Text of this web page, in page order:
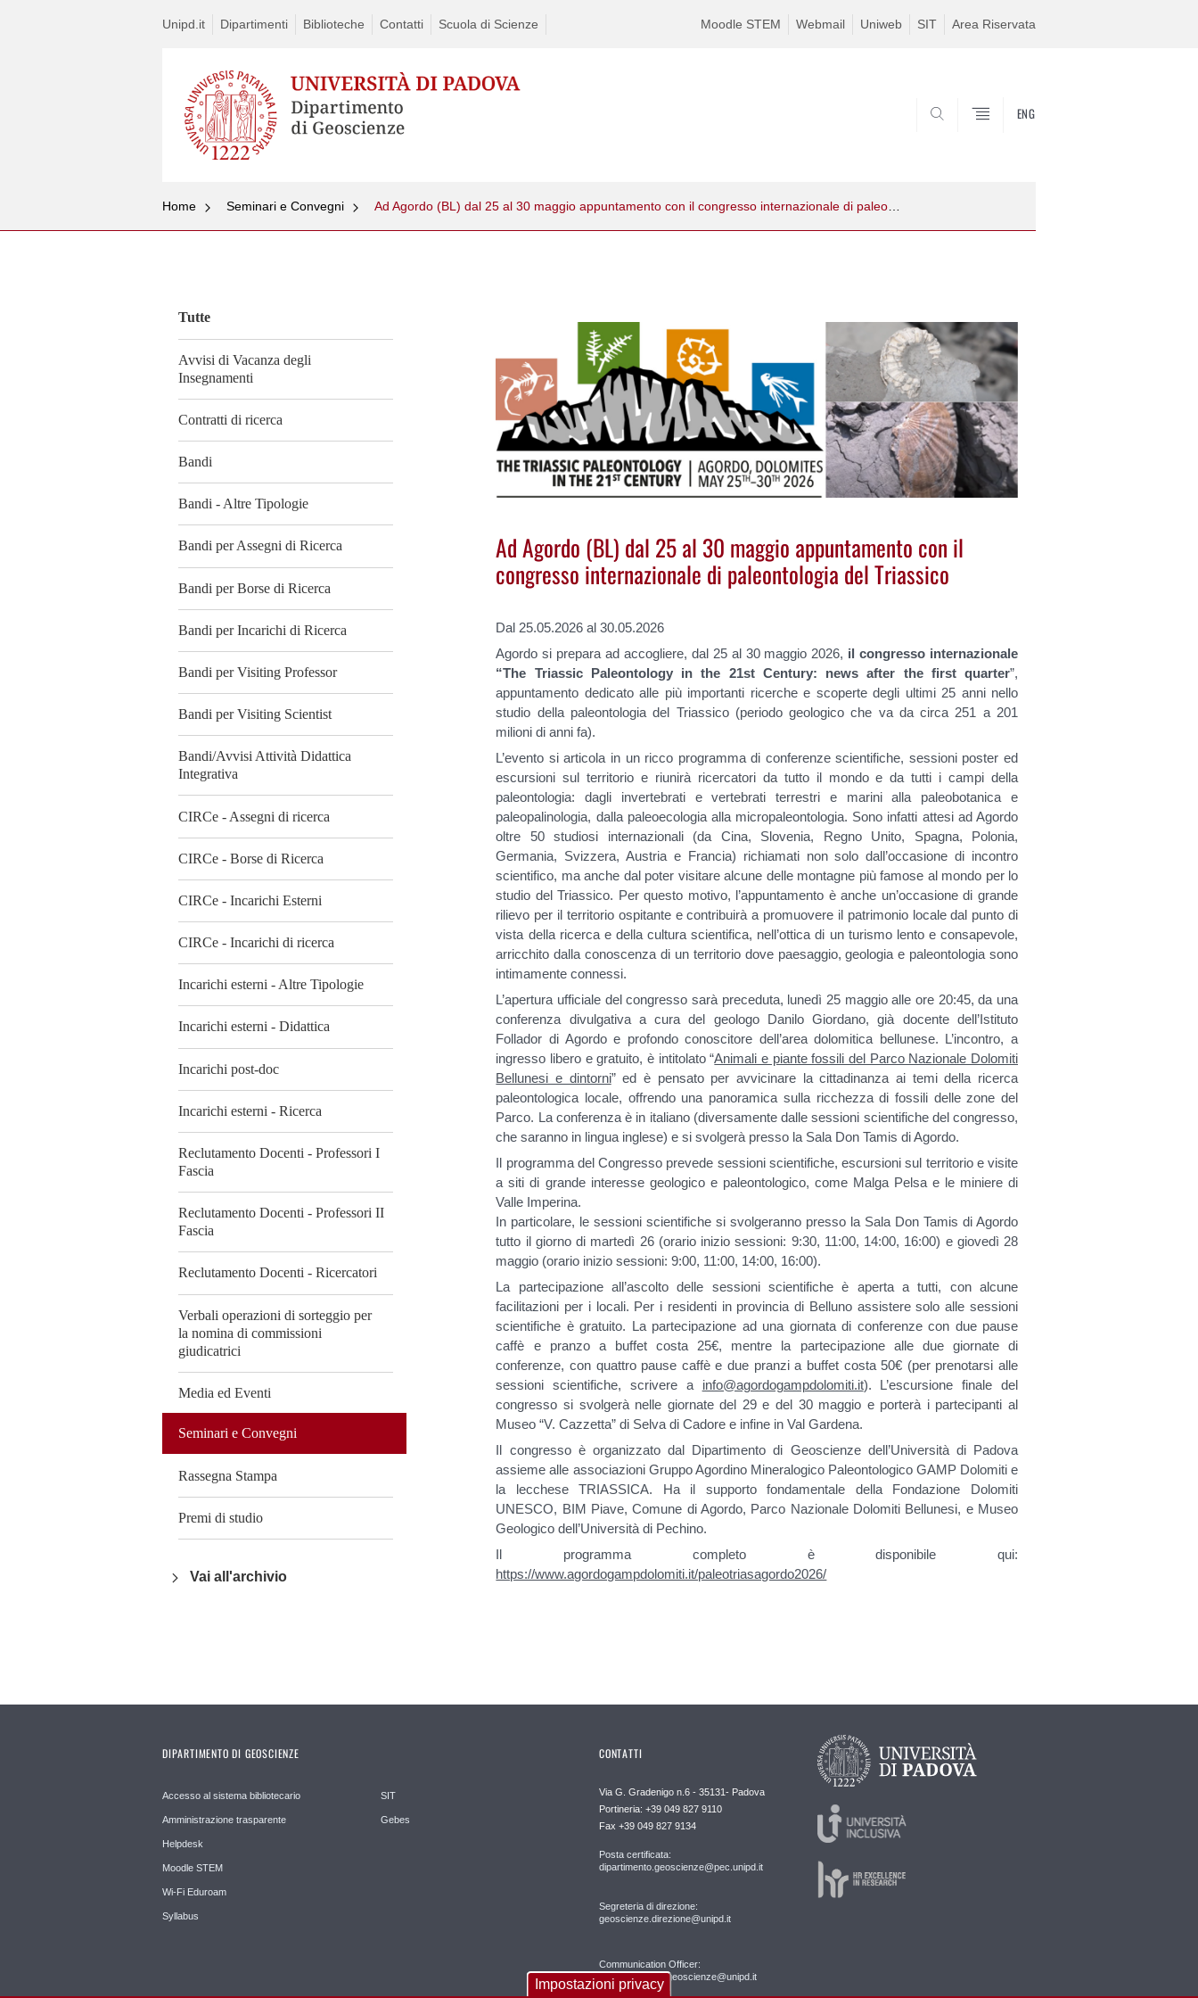
Unipd.it Dipartimenti Biblioteche Contatti Scuola di Scienze Moodle STEM Webmail Uniweb SIT Area Riservata
ENG
Home Seminari e Convegni Ad Agordo (BL) dal 25 al 30 maggio appuntamento con il congresso internazionale di paleontologia del Triassico
Tutte
Avvisi di Vacanza degli
Insegnamenti
Contratti di ricerca
Bandi
Bandi - Altre Tipologie
Bandi per Assegni di Ricerca
Bandi per Borse di Ricerca
Bandi per Incarichi di Ricerca
Bandi per Visiting Professor
Bandi per Visiting Scientist
Bandi/Avvisi Attività Didattica
Integrativa
CIRCe - Assegni di ricerca
CIRCe - Borse di Ricerca
CIRCe - Incarichi Esterni
CIRCe - Incarichi di ricerca
Incarichi esterni - Altre Tipologie
Incarichi esterni - Didattica
Incarichi post-doc
Incarichi esterni - Ricerca
Reclutamento Docenti - Professori I
Fascia
Reclutamento Docenti - Professori II
Fascia
Reclutamento Docenti - Ricercatori
Verbali operazioni di sorteggio per
la nomina di commissioni
giudicatrici
Media ed Eventi
Seminari e Convegni
Rassegna Stampa
Premi di studio
Vai all'archivio
Ad Agordo (BL) dal 25 al 30 maggio appuntamento con il
congresso internazionale di paleontologia del Triassico
Dal 25.05.2026 al 30.05.2026
Agordo si prepara ad accogliere, dal 25 al 30 maggio 2026, il congresso internazionale
“The Triassic Paleontology in the 21st Century: news after the first quarter”,
appuntamento dedicato alle più importanti ricerche e scoperte degli ultimi 25 anni nello
studio della paleontologia del Triassico (periodo geologico che va da circa 251 a 201
milioni di anni fa).
L’evento si articola in un ricco programma di conferenze scientifiche, sessioni poster ed
escursioni sul territorio e riunirà ricercatori da tutto il mondo e da tutti i campi della
paleontologia: dagli invertebrati e vertebrati terrestri e marini alla paleobotanica e
paleopalinologia, dalla paleoecologia alla micropaleontologia. Sono infatti attesi ad Agordo
oltre 50 studiosi internazionali (da Cina, Slovenia, Regno Unito, Spagna, Polonia,
Germania, Svizzera, Austria e Francia) richiamati non solo dall’occasione di incontro
scientifico, ma anche dal poter visitare alcune delle montagne più famose al mondo per lo
studio del Triassico. Per questo motivo, l’appuntamento è anche un’occasione di grande
rilievo per il territorio ospitante e contribuirà a promuovere il patrimonio locale dal punto di
vista della ricerca e della cultura scientifica, nell’ottica di un turismo lento e consapevole,
arricchito dalla conoscenza di un territorio dove paesaggio, geologia e paleontologia sono
intimamente connessi.
L’apertura ufficiale del congresso sarà preceduta, lunedì 25 maggio alle ore 20:45, da una
conferenza divulgativa a cura del geologo Danilo Giordano, già docente dell’Istituto
Follador di Agordo e profondo conoscitore dell’area dolomitica bellunese. L’incontro, a
ingresso libero e gratuito, è intitolato “Animali e piante fossili del Parco Nazionale Dolomiti
Bellunesi e dintorni” ed è pensato per avvicinare la cittadinanza ai temi della ricerca
paleontologica locale, offrendo una panoramica sulla ricchezza di fossili delle zone del
Parco. La conferenza è in italiano (diversamente dalle sessioni scientifiche del congresso,
che saranno in lingua inglese) e si svolgerà presso la Sala Don Tamis di Agordo.
Il programma del Congresso prevede sessioni scientifiche, escursioni sul territorio e visite
a siti di grande interesse geologico e paleontologico, come Malga Pelsa e le miniere di
Valle Imperina.
In particolare, le sessioni scientifiche si svolgeranno presso la Sala Don Tamis di Agordo
tutto il giorno di martedì 26 (orario inizio sessioni: 9:30, 11:00, 14:00, 16:00) e giovedì 28
maggio (orario inizio sessioni: 9:00, 11:00, 14:00, 16:00).
La partecipazione all’ascolto delle sessioni scientifiche è aperta a tutti, con alcune
facilitazioni per i locali. Per i residenti in provincia di Belluno assistere solo alle sessioni
scientifiche è gratuito. La partecipazione ad una giornata di conferenze con due pause
caffè e pranzo a buffet costa 25€, mentre la partecipazione alle due giornate di
conferenze, con quattro pause caffè e due pranzi a buffet costa 50€ (per prenotarsi alle
sessioni scientifiche, scrivere a info@agordogampdolomiti.it). L’escursione finale del
congresso si svolgerà nelle giornate del 29 e del 30 maggio e porterà i partecipanti al
Museo “V. Cazzetta” di Selva di Cadore e infine in Val Gardena.
Il congresso è organizzato dal Dipartimento di Geoscienze dell’Università di Padova
assieme alle associazioni Gruppo Agordino Mineralogico Paleontologico GAMP Dolomiti e
la lecchese TRIASSICA. Ha il supporto fondamentale della Fondazione Dolomiti
UNESCO, BIM Piave, Comune di Agordo, Parco Nazionale Dolomiti Bellunesi, e Museo
Geologico dell’Università di Pechino.
Il programma completo è disponibile qui:
https://www.agordogampdolomiti.it/paleotriasagordo2026/
DIPARTIMENTO DI GEOSCIENZE
Accesso al sistema bibliotecario
Amministrazione trasparente
Helpdesk
Moodle STEM
Wi-Fi Eduroam
Syllabus
SIT
Gebes
CONTATTI
Via G. Gradenigo n.6 - 35131- Padova
Portineria: +39 049 827 9110
Fax +39 049 827 9134
Posta certificata:
dipartimento.geoscienze@pec.unipd.it
Segreteria di direzione:
geoscienze.direzione@unipd.it
Communication Officer:
comunicazione.geoscienze@unipd.it
Impostazioni privacy